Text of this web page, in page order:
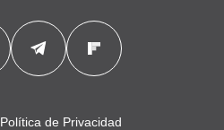
Política de Privacidad